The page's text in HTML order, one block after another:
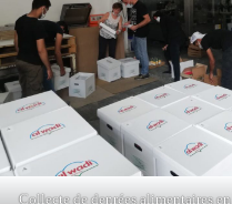
Collecte de denrées alimentaires en